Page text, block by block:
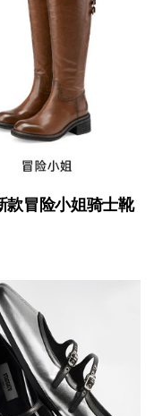
冒险小姐骑士靴